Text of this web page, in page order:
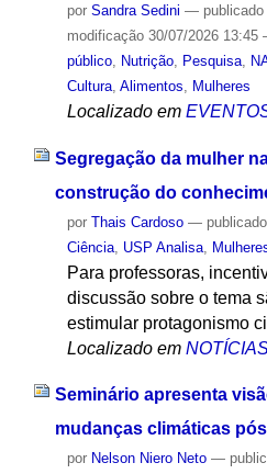
por Sandra Sedini — publicado
modificação30/07/2026 13:45
público, Nutrição, Pesquisa,
Cultura, Alimentos Mulheres
Localizado em
Segregação da mulher
construção do
por Thais Cardoso — publicado
Ciência, USP Analisa,
Para professoras,
discussão sobre o tema
estimular protagonismo
Localizado em
Seminário apresenta
mudanças climáticas
por Nelson Niero Neto —